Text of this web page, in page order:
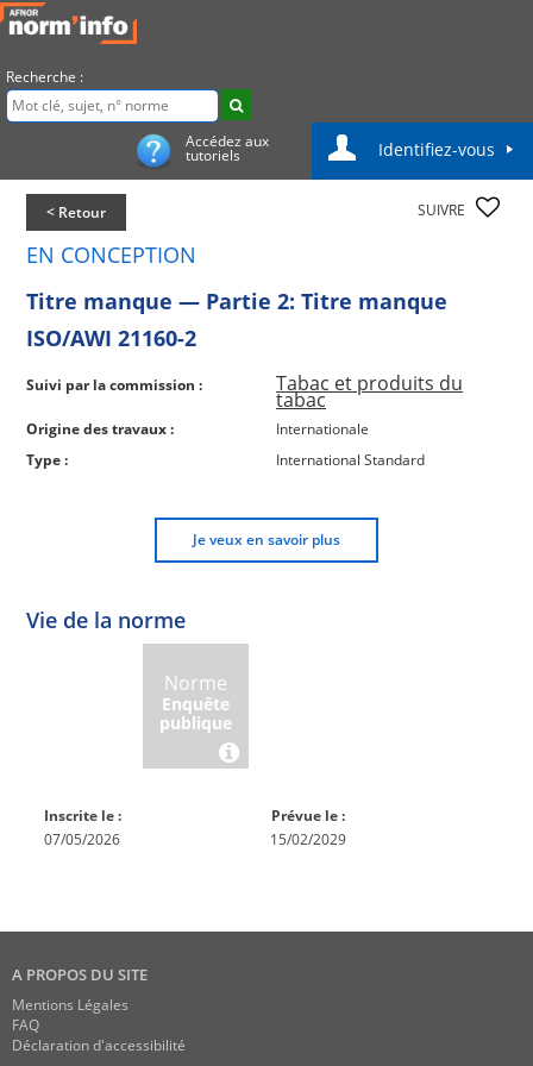
Recherche :
Accédez aux
tutoriels Identifiez-vous
< Retour SUIVRE
EN CONCEPTION
Titre manque — Partie 2: Titre manque
ISO/AWI 21160-2
Suivi par la commission : Tabac et produits du
tabac
Origine des travaux :
Internationale
Type :
International Standard
Je veux en savoir plus
Vie de la norme
Inscrite le :
07/05/2026
Norme
Enquête
publique
Prévue le :
15/02/2029
A PROPOS DU SITE
Mentions Légales
FAQ
Déclaration d'accessibilité